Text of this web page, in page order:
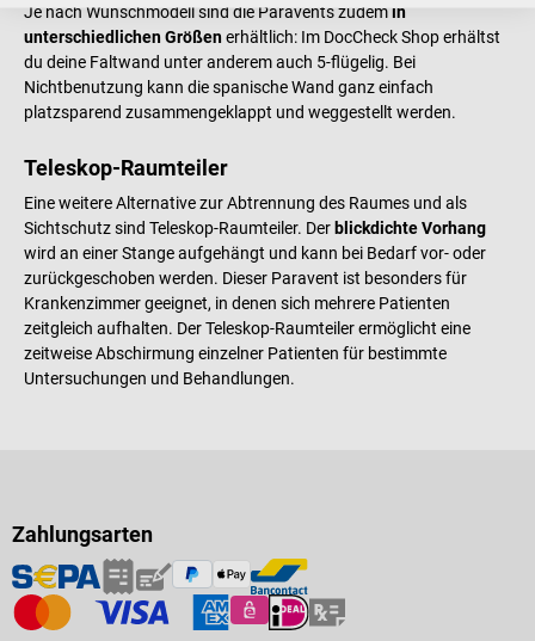
Je nach Wunschmodell sind die Paravents zudemin
unterschiedlichen Größenerhältlich: Im DocCheck Shop erhältst
du deine Faltwand unter anderem auch 5-flügelig. Bei
Nichtbenutzung kann die spanische Wand ganz einfach
platzsparend zusammengeklappt und weggestellt werden.
Teleskop-Raumteiler
Eine weitere Alternative zur Abtrennung des Raumes und als
Sichtschutz sind Teleskop-Raumteiler. Der blickdichte Vorhang
wird an einer Stange aufgehängt und kann bei Bedarf vor- oder
zurückgeschoben werden. Dieser Paravent ist besonders für
Krankenzimmer geeignet, in denen sich mehrere Patienten
zeitgleich aufhalten. Der Teleskop-Raumteiler ermöglicht eine
zeitweise Abschirmung einzelner Patienten für bestimmte
Untersuchungen und Behandlungen.
Zahlungsarten